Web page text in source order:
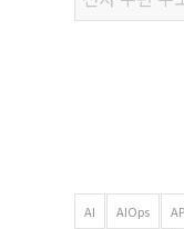
AI AIOps